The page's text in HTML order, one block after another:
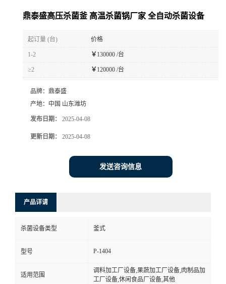
鼎泰盛高压杀菌釜 高温杀菌锅厂家 全自动杀菌设备
起订量 (台) 价格
1-2 ￥ 130000 /台
≥2 ￥ 120000 /台
品牌： 鼎泰盛
产地： 中国 山东潍坊
发布日期： 2025-04-08
更新日期： 2025-04-08
发送咨询信息
产品详请
杀菌设备类型 釜式
型号 P-1404
适用范围
调料加工厂设备,果蔬加工厂设备,肉制品加
工厂设备,休闲食品厂设备,其他